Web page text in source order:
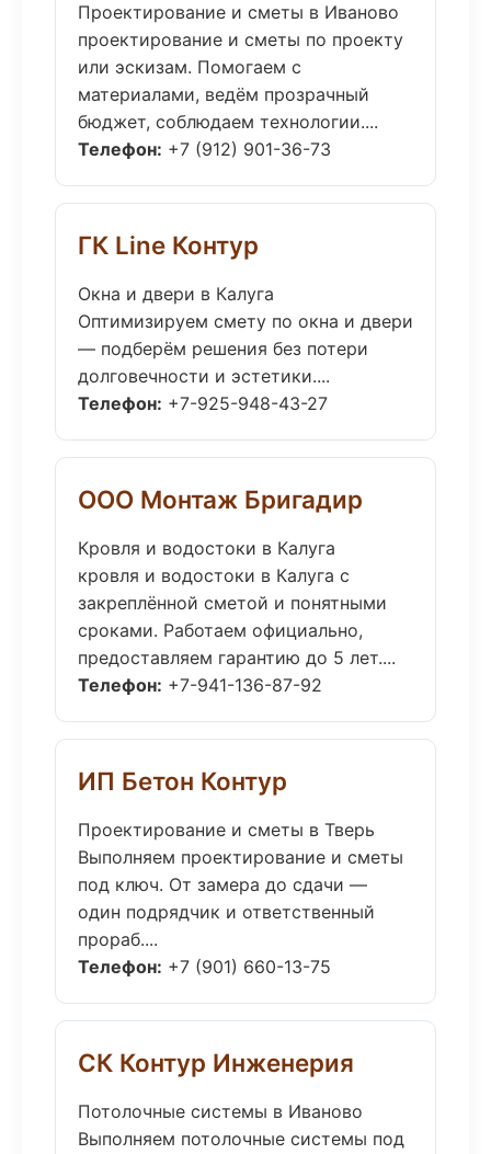
Проектирование и сметы в Иваново
проектирование и сметы по проекту
или эскизам. Помогаем с
материалами, ведём прозрачный
бюджет, соблюдаем технологии....
Телефон: +7 (912) 901-36-73
ГК Line Контур
Окна и двери в Калуга
Оптимизируем смету по окна и двери
— подберём решения без потери
долговечности и эстетики....
Телефон: +7-925-948-43-27
ООО Монтаж Бригадир
Кровля и водостоки в Калуга
кровля и водостоки в Калуга с
закреплённой сметой и понятными
сроками. Работаем официально,
предоставляем гарантию до 5 лет....
Телефон: +7-941-136-87-92
ИП Бетон Контур
Проектирование и сметы в Тверь
Выполняем проектирование и сметы
под ключ. От замера до сдачи —
один подрядчик и ответственный
прораб....
Телефон: +7 (901) 660-13-75
СК Контур Инженерия
Потолочные системы в Иваново
Выполняем потолочные системы под